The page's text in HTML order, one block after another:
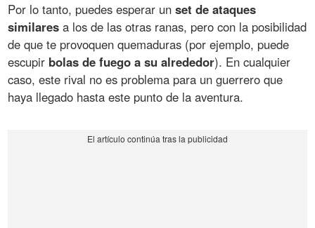
Por lo tanto, puedes esperar unset de ataques
similares a los de las otras ranas, pero con la posibilidad
de que te provoquen quemaduras (por ejemplo, puede
escupir bolas de fuego a su alrededor). En cualquier
caso, este rival no es problema para un guerrero que
haya llegado hasta este punto de la aventura.